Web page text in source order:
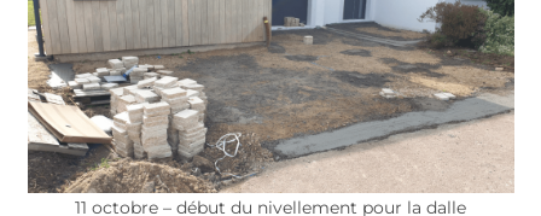
11 octobre – début du nivellement pour la dalle